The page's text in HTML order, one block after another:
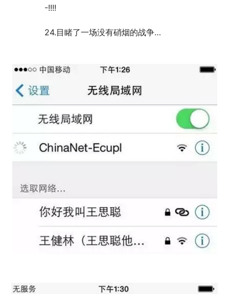
	　　-!!!!
	　　24.目睹了一场没有硝烟的战争…